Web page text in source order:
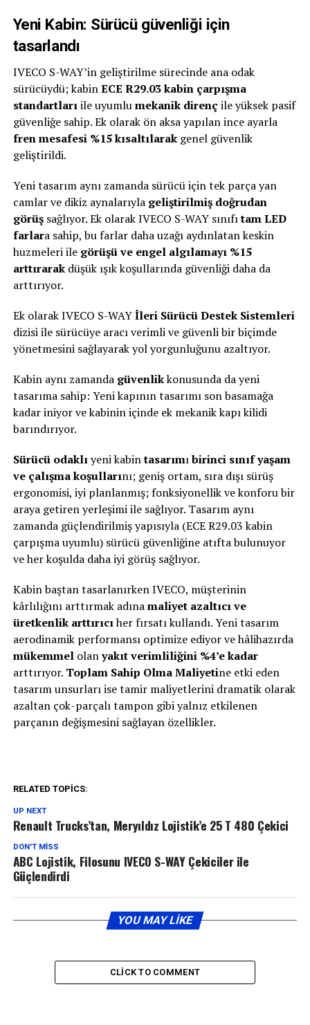
Yeni Kabin: Sürücü güvenliği için
tasarlandı
IVECO S-WAY’in geliştirilme sürecinde ana odak
sürücüydü; kabinECE R29.03 kabin çarpışma
standartlarıile uyumlumekanik direnç ile yüksek pasif
güvenliğe sahip. Ek olarak ön aksa yapılan ince ayarla
fren mesafesi %15 kısaltılarakgenel güvenlik
geliştirildi.
Yeni tasarım aynı zamanda sürücü için tek parça yan
camlar ve dikiz aynalarıyla geliştirilmiş doğrudan
görüşsağlıyor. Ek olarak IVECO S-WAY sınıfıtam LED
farlara sahip, bu farlar daha uzağı aydınlatan keskin
huzmeleri ile görüşü ve engel algılamayı %15
arttırarakdüşük ışık koşullarında güvenliği daha da
arttırıyor.
Ek olarak IVECO S-WAYİleri Sürücü Destek Sistemleri
dizisi ile sürücüye aracı verimli ve güvenli bir biçimde
yönetmesini sağlayarak yol yorgunluğunu azaltıyor.
Kabin aynı zamanda güvenlikkonusunda da yeni
tasarıma sahip: Yeni kapının tasarımı son basamağa
kadar iniyor ve kabinin içinde ek mekanik kapı kilidi
barındırıyor.
Sürücü odaklıyeni kabintasarımıbirinci sınıf yaşam
ve çalışma koşullarını; geniş ortam, sıra dışı sürüş
ergonomisi, iyi planlanmış; fonksiyonellik ve konforu bir
araya getiren yerleşimi ile sağlıyor. Tasarım aynı
zamanda güçlendirilmiş yapısıyla (ECE R29.03 kabin
çarpışma uyumlu) sürücü güvenliğine atıfta bulunuyor
ve her koşulda daha iyi görüş sağlıyor.
Kabin baştan tasarlanırken IVECO, müşterinin
kârlılığını arttırmak adınamaliyet azaltıcı ve
üretkenlik arttırıcıher fırsatı kullandı. Yeni tasarım
aerodinamik performansı optimize ediyor ve hâlihazırda
mükemmelolanyakıt verimliliğini %4’e kadar
arttırıyor. Toplam Sahip Olma Maliyetine etki eden
tasarım unsurları ise tamir maliyetlerini dramatik olarak
azaltan çok-parçalı tampon gibi yalnız etkilenen
parçanın değişmesini sağlayan özellikler.
RELATED TOPICS:
UP NEXT
Renault Trucks’tan, Meryıldız Lojistik’e 25 T 480 Çekici
DON'T MISS
ABC Lojistik, Filosunu IVECO S-WAY Çekiciler ile
Güçlendirdi
YOU MAY LIKE
CLICK TO COMMENT